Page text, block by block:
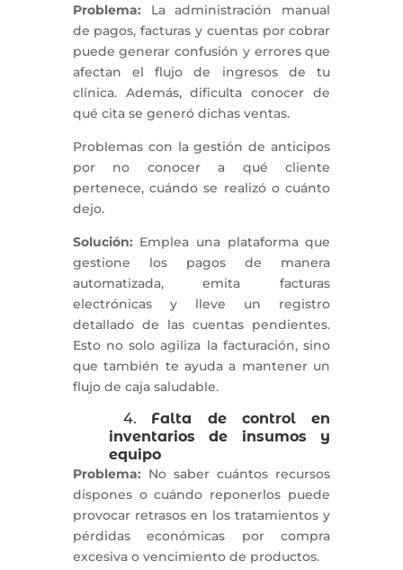
Problema: La administración manual
de pagos, facturas y cuentas por cobrar
puede generar confusión y errores que
afectan el flujo de ingresos de tu
clínica. Además, dificulta conocer de
qué cita se generó dichas ventas.
Problemas con la gestión de anticipos
por no conocer a qué cliente
pertenece, cuándo se realizó o cuánto
dejo.
Solución: Emplea una plataforma que
gestione los pagos de manera
automatizada, emita facturas
electrónicas y lleve un registro
detallado de las cuentas pendientes.
Esto no solo agiliza la facturación, sino
que también te ayuda a mantener un
flujo de caja saludable.
4. Falta de control en
inventarios de insumos y
equipo
Problema: No saber cuántos recursos
dispones o cuándo reponerlos puede
provocar retrasos en los tratamientos y
pérdidas económicas por compra
excesiva o vencimiento de productos.